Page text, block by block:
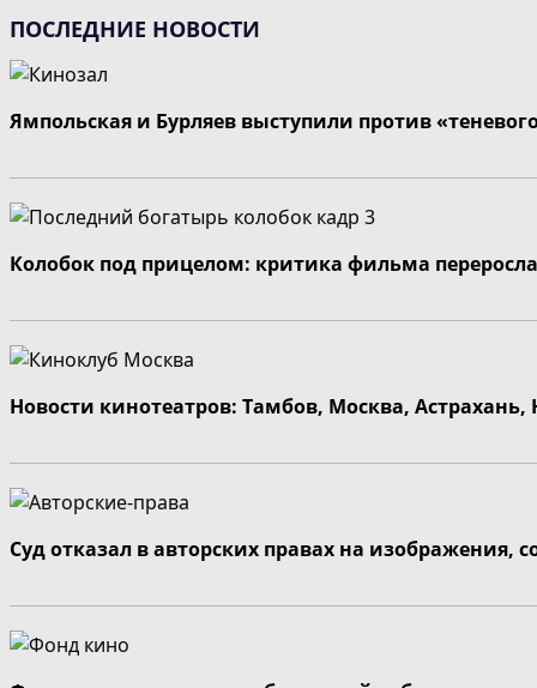
ПОСЛЕДНИЕ НОВОСТИ
Ямпольская и Бурляев выступили против
Колобок под прицелом: критика фильма
Новости кинотеатров: Тамбов, Москва,
Суд отказал в авторских правах на изображения,